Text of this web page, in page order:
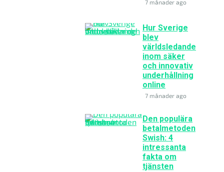
7 månader ago
Hur Sverige
blev
världsledande
inom säker
och innovativ
underhållning
online
7 månader ago
Den populära
betalmetoden
Swish: 4
intressanta
fakta om
tjänsten